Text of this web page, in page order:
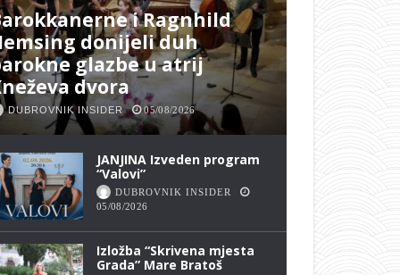
i Ragnhild
donijeli duh
glazbe u atrij
dvora
DUBROVNIK INSIDER 05/08/2026
JANJINA Izveden program
“Valovi”
DUBROVNIK INSIDER
05/08/2026
Izložba “Skrivena mjesta
Grada” Mare Bratoš